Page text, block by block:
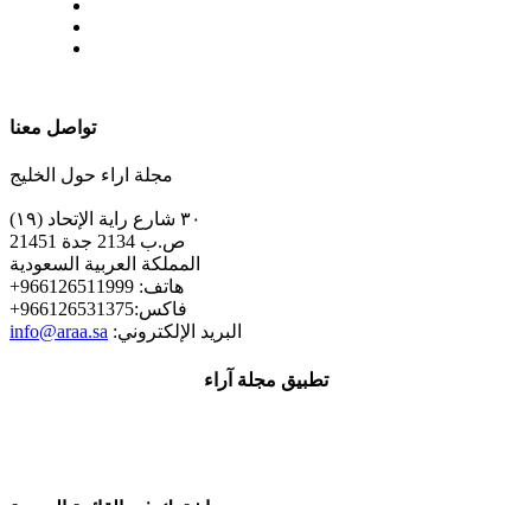
تواصل معنا
مجلة اراء حول الخليج
٣٠ شارع راية الإتحاد (١٩)
ص.ب 2134 جدة 21451
المملكة العربية السعودية
+هاتف: 966126511999
+فاكس:966126531375
info@araa.sa :البريد الإلكتروني
تطبيق مجلة آراء